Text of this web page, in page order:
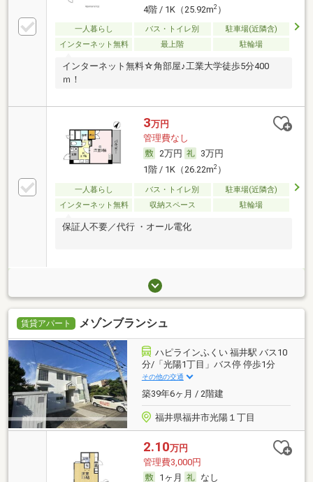
4階 / 1K（25.92m2）
一人暮らし バス・トイレ別
駐車場(近隣含)
インターネット無料
最上階 駐輪場
インターネット無料☆角部屋♪工業大学徒歩5分400
ｍ！
3万円
管理費なし
2万円
3万円
1階 / 1K（26.22m2）
一人暮らし バス・トイレ別
駐車場(近隣含)
インターネット無料
収納スペース 駐輪場
保証人不要／代行 ・オール電化
賃貸アパート メゾンブランシュ
ハピラインふくい 福井駅 バス10
分/「光陽1丁目」バス停 停歩1分
その他の交通
築39年6ヶ月 / 2階建
福井県福井市光陽１丁目
2.10万円
管理費3,000円
1ヶ月
なし